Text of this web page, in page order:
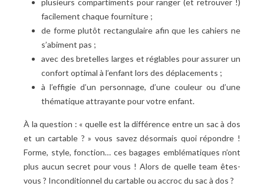
facilement chaque fourniture ;
de forme plutôt rectangulaire afin que les cahiers ne
s’abiment pas ;
avec des bretelles larges et réglables pour assurer un
confort optimal à l’enfant lors des déplacements ;
à l’effigie d’un personnage, d’une couleur ou d’une
thématique attrayante pour votre enfant.
À la question : « quelle est la différence entre un sac à dos
et un cartable ? » vous savez désormais quoi répondre !
Forme, style, fonction… ces bagages emblématiques n’ont
plus aucun secret pour vous ! Alors de quelle team êtes-
vous ? Inconditionnel du cartable ou accroc du sac à dos ?